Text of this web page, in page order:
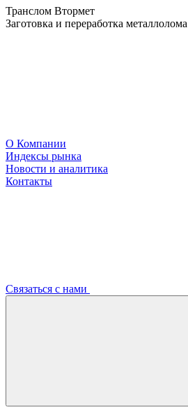
Транслом Втормет
Заготовка и переработка металлолома
О Компании
Индексы рынка
Новости и аналитика
Контакты
Связаться с нами